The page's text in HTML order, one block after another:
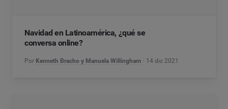
Navidad en Latinoamérica, ¿qué se
conversa online?
Por Kenneth Bracho y Manuela Willingham 14 dic 2021